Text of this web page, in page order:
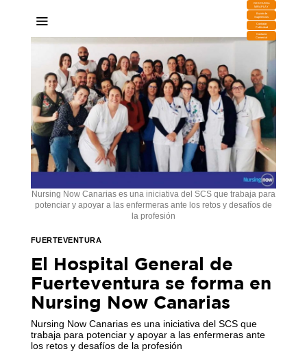
DESCARGA
MIRAPLAY
Buzón de
Sugerencias
Contratar
Publicidad
Contacto
Comercial
Nursing Now Canarias es una iniciativa del SCS que trabaja para
potenciar y apoyar a las enfermeras ante los retos y desafíos de
la profesión
FUERTEVENTURA
El Hospital General de
Fuerteventura se forma en
Nursing Now Canarias
Nursing Now Canarias es una iniciativa del SCS que
trabaja para potenciar y apoyar a las enfermeras ante
los retos y desafíos de la profesión